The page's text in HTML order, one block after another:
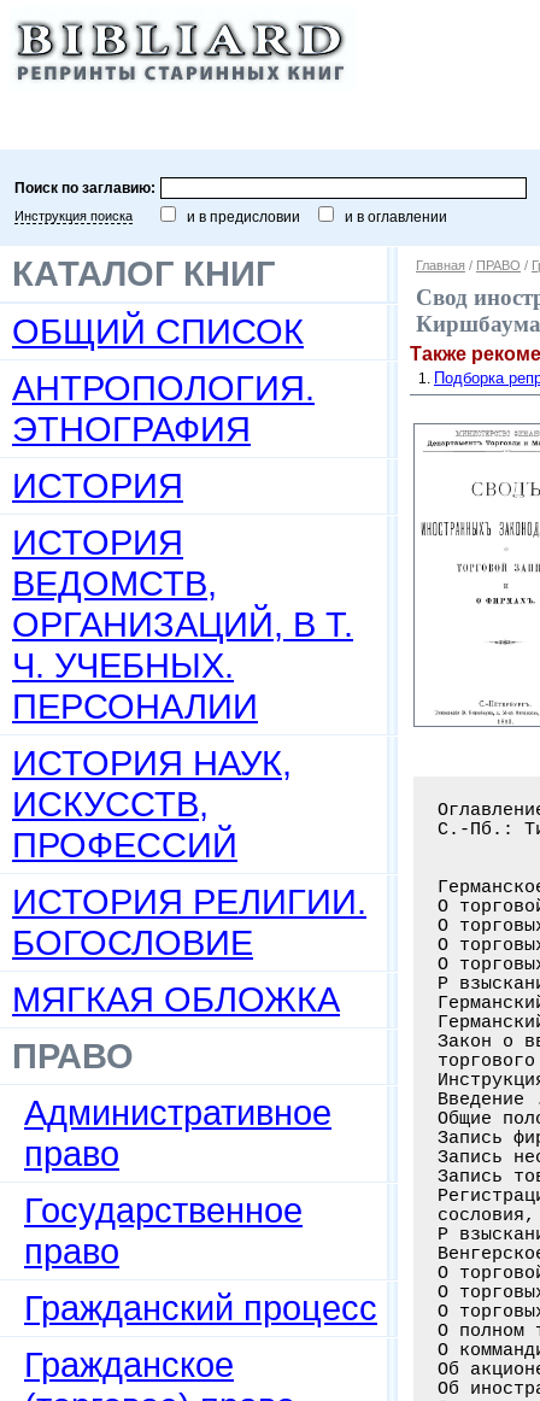
Поиск по заглавию:
Инструкция поиска и в предисловии и в оглавлении
КАТАЛОГ КНИГ
ОБЩИЙ СПИСОК
АНТРОПОЛОГИЯ.
ЭТНОГРАФИЯ
ИСТОРИЯ
ИСТОРИЯ
ВЕДОМСТВ,
ОРГАНИЗАЦИЙ, В Т.
Ч. УЧЕБНЫХ.
ПЕРСОНАЛИИ
ИСТОРИЯ НАУК,
ИСКУССТВ,
ПРОФЕССИЙ
ИСТОРИЯ РЕЛИГИИ.
БОГОСЛОВИЕ
МЯГКАЯ ОБЛОЖКА
ПРАВО
Административное
право
Государственное
право
Гражданский процесс
Гражданское
Главная / ПРАВО /
Свод
Также
Подборка
С.-Пб.:
О
О
О
О
Р
Закон о
Общие
Запись
Р
О
О
О
О
О
Об
Об